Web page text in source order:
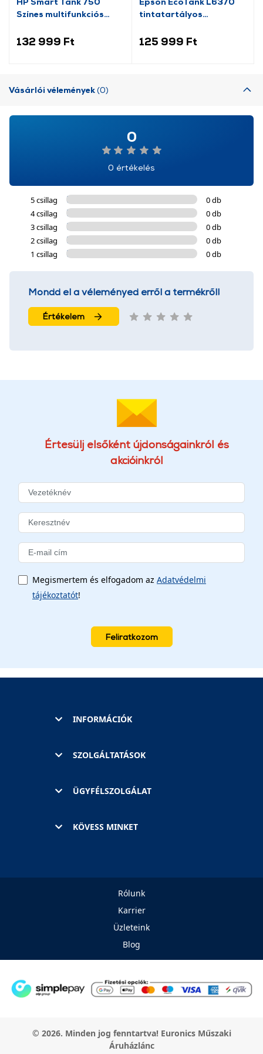
Színes multifunkciós
132 999 Ft
tintatartályos
125 999 Ft
Vásárlói vélemények(0)
0
0 értékelés
5 csillag
0 db
4 csillag
0 db
3 csillag
0 db
2 csillag
0 db
1 csillag
0 db
Mondd el a véleményed erről a termékről!
Értékelem
Értesülj elsőként újdonságainkról és
akcióinkról
Megismertem és elfogadom az Adatvédelmi
tájékoztatót!
Feliratkozom
INFORMÁCIÓK
SZOLGÁLTATÁSOK
ÜGYFÉLSZOLGÁLAT
KÖVESS MINKET
Rólunk
Karrier
Üzleteink
Blog
© 2026. Minden jog fenntartva! Euronics Műszaki
Áruházlánc